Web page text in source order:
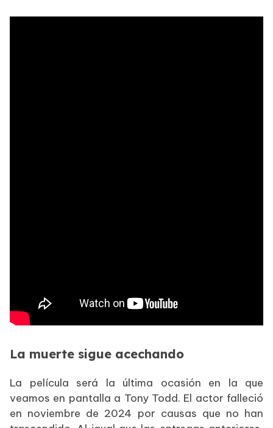
La muerte sigue acechando
La película será la última ocasión en la que
veamos en pantalla a Tony Todd. El actor falleció
en noviembre de 2024 por causas que no han